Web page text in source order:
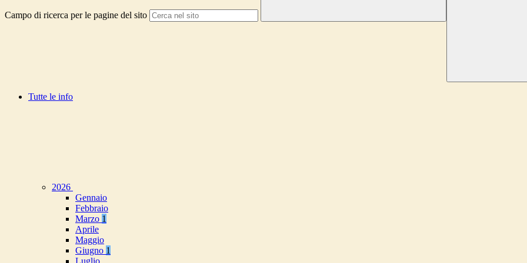
Campo di ricerca per le pagine del sito
Tutte le info
2026
Gennaio
Febbraio
Marzo 1
Aprile
Maggio
Giugno 1